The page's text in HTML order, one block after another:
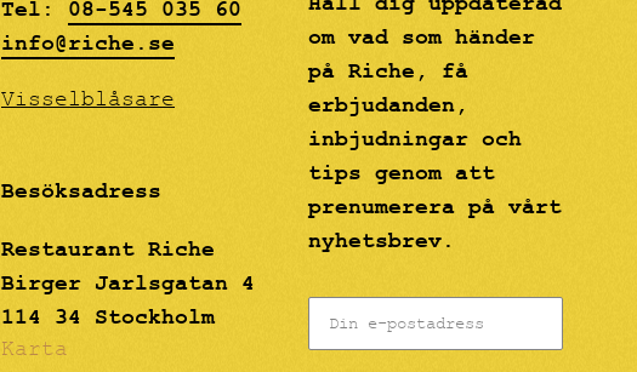
Tel: 08-545 035 60
info@riche.se
Visselblåsare
Besöksadress
Restaurant Riche
Birger Jarlsgatan 4
114 34 Stockholm
Karta
om vad som händer
på Riche, få
erbjudanden,
inbjudningar och
tips genom att
prenumerera på vårt
nyhetsbrev.